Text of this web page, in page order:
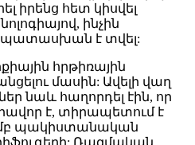
իրենց հետ կիսվել
ինչին
է տվել:
հրթիռային
մասին: Ավելի վաղ
նաև հաղորդել էին, որ
է, տիրապետում է
պակիստանական